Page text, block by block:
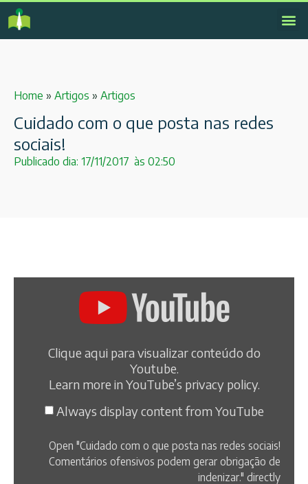
Home » Artigos » Artigos
Cuidado com o que posta nas redes
sociais!
Publicado dia: 17/11/2017 às 02:50
Clique aqui para visualizar conteúdo do
Youtube.
Learn more in YouTube’s privacy policy.
Always display content from YouTube
Open "Cuidado com o que posta nas redes sociais!
Comentários ofensivos podem gerar obrigação de
indenizar." directly